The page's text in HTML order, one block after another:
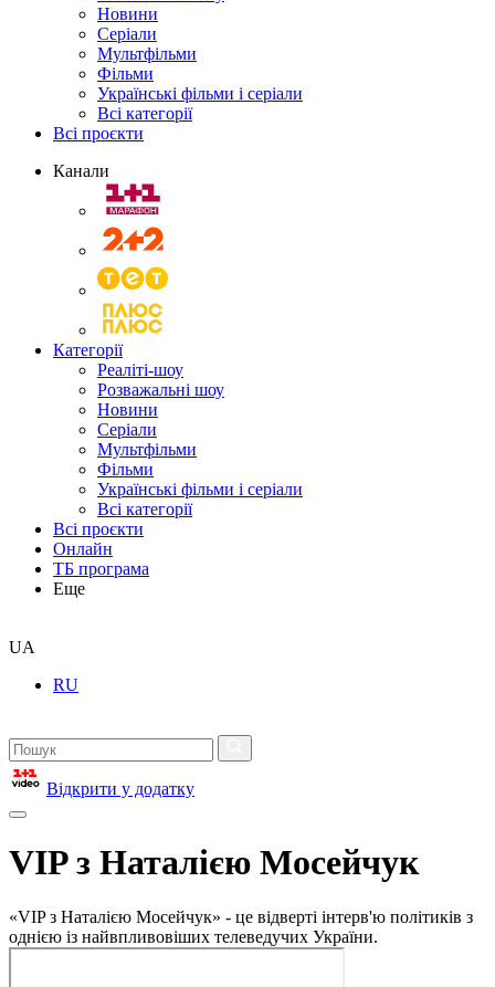
Новини
Серіали
Мультфільми
Фільми
Українські фільми і серіали
Всі категорії
Всі проєкти
Канали
Категорії
Реаліті-шоу
Розважальні шоу
Новини
Серіали
Мультфільми
Фільми
Українські фільми і серіали
Всі категорії
Всі проєкти
Онлайн
ТБ програма
Еще
UA
RU
Відкрити у додатку
VIP з Наталією Мосейчук
«VIP з Наталією Мосейчук» - це відверті інтерв'ю політиків з
однією із найвпливовіших телеведучих України.